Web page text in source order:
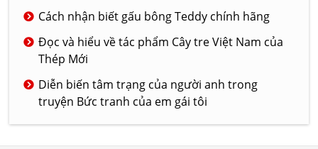
Cách nhận biết gấu bông Teddy chính hãng
Đọc và hiểu về tác phẩm Cây tre Việt Nam của
Thép Mới
Diễn biến tâm trạng của người anh trong
truyện Bức tranh của em gái tôi